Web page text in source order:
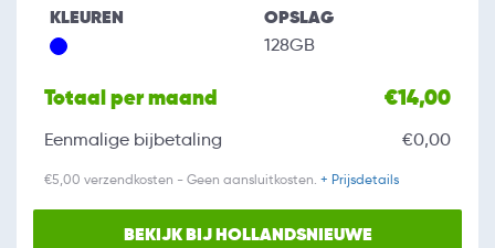
KLEUREN OPSLAG
128GB
Totaal per maand €14,00
Eenmalige bijbetaling €0,00
€5,00 verzendkosten - Geen aansluitkosten. + Prijsdetails
BEKIJK BIJ HOLLANDSNIEUWE